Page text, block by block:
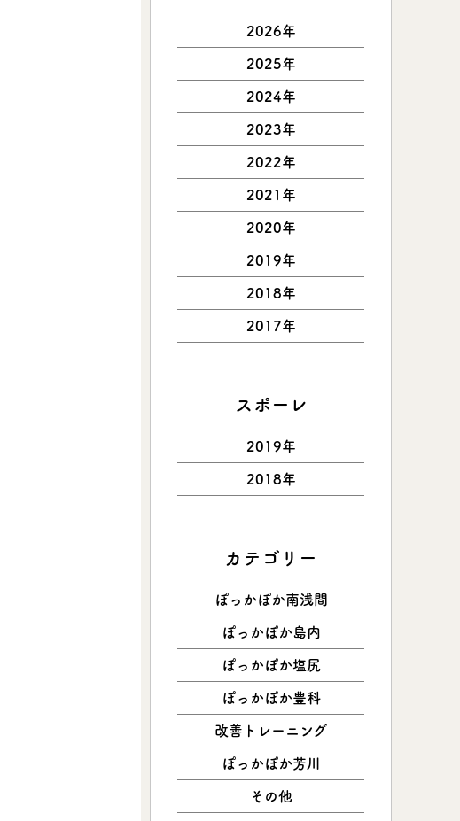
2026年
2025年
2024年
2023年
2022年
2021年
2020年
2019年
2018年
2017年
スポーレ
2019年
2018年
カテゴリー
ぽっかぽか南浅間
ぽっかぽか島内
ぽっかぽか塩尻
ぽっかぽか豊科
改善トレーニング
ぽっかぽか芳川
その他